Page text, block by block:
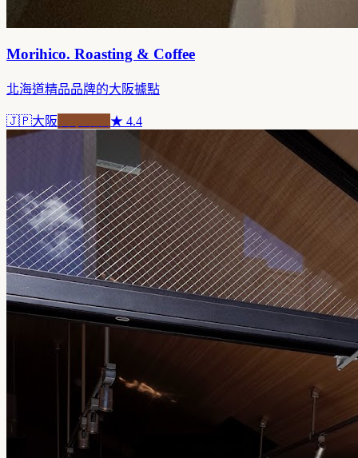
Morihico. Roasting & Coffee
北海道精品品牌的大阪據點
🇯🇵大阪 ★ 4.4